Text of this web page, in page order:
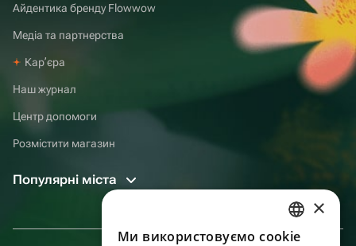
Айдентика бренду Flowwow
Медіа та партнерства
Карʼєра
Наш журнал
Центр допомоги
Розмістити магазин
Популярні міста
RUSSIAN
×
Ми використовуємо cookie